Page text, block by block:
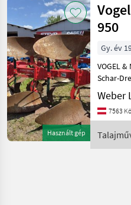
/
Használt gép
950
Gy. év
VOGEL &
Schar-
1998, hydraulische
sofort
Weber
7563